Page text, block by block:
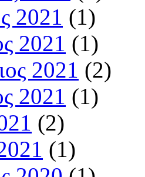
2021 (1)
2021 (1)
2021 (2)
2021 (1)
(2)
(1)